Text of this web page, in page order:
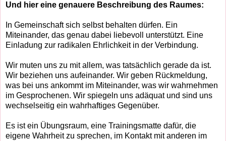
Und hier eine genauere Beschreibung des Raumes:
In Gemeinschaft sich selbst behalten dürfen. Ein
Miteinander, das genau dabei liebevoll unterstützt. Eine
Einladung zur radikalen Ehrlichkeit in der Verbindung.
Wir muten uns zu mit allem, was tatsächlich gerade da ist.
Wir beziehen uns aufeinander. Wir geben Rückmeldung,
was bei uns ankommt im Miteinander, was wir wahrnehmen
im Gesprochenen. Wir spiegeln uns adäquat und sind uns
wechselseitig ein wahrhaftiges Gegenüber.
Es ist ein Übungsraum, eine Trainingsmatte dafür, die
eigene Wahrheit zu sprechen, im Kontakt mit anderen im